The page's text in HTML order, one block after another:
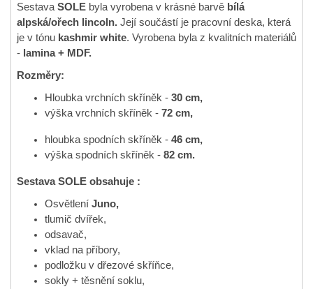
Sestava SOLE byla vyrobena v krásné barvě bílá
alpská/ořech lincoln. Její součástí je pracovní deska, která
je v tónu kashmir white. Vyrobena byla z kvalitních materiálů
- lamina + MDF.
Rozměry:
Hloubka vrchních skříněk - 30 cm,
výška vrchních skříněk - 72 cm,
hloubka spodních skříněk - 46 cm,
výška spodních skříněk - 82 cm.
Sestava SOLE obsahuje :
Osvětlení Juno,
tlumič dvířek,
odsavač,
vklad na příbory,
podložku v dřezové skříňce,
sokly + těsnění soklu,